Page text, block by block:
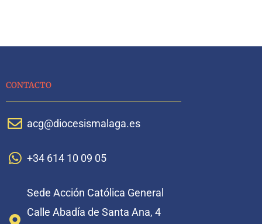
CONTACTO
acg@diocesismalaga.es
+34 614 10 09 05
Sede Acción Católica General
Calle Abadía de Santa Ana, 4